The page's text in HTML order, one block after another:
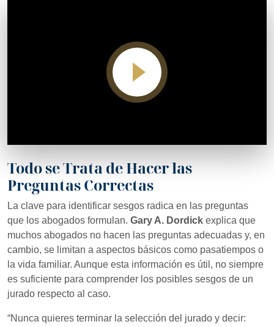
Video player
Todo se Trata de Hacer las
Preguntas Correctas
La clave para identificar sesgos radica en las preguntas
que los abogados formulan. Gary A. Dordick explica que
muchos abogados no hacen las preguntas adecuadas y, en
cambio, se limitan a aspectos básicos como pasatiempos o
la vida familiar. Aunque esta información es útil, no siempre
es suficiente para comprender los posibles sesgos de un
jurado respecto al caso.
“Nunca quieres terminar la selección del jurado y decir: